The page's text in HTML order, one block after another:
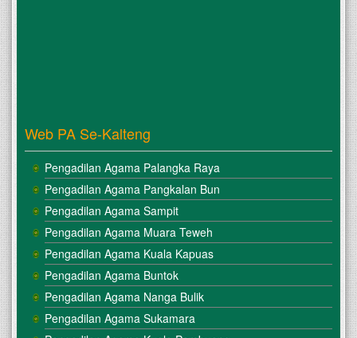
Web PA Se-Kalteng
Pengadilan Agama Palangka Raya
Pengadilan Agama Pangkalan Bun
Pengadilan Agama Sampit
Pengadilan Agama Muara Teweh
Pengadilan Agama Kuala Kapuas
Pengadilan Agama Buntok
Pengadilan Agama Nanga Bulik
Pengadilan Agama Sukamara